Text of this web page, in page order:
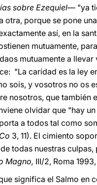
sobre Ezequiel― "ya
porque se pone
así, en la
mutuamente,
mutuamente a
"La caridad es la ley
sois, y vosotros no os
nosotros, que también
olvidar que "hay
a todos tal como
3, 11). El cimiento
todas nuestras
Magno, III/2, Roma
significa el Salmo en